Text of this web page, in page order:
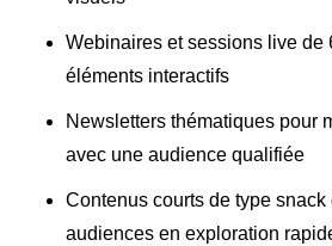
Webinaires et sessions live de
éléments interactifs
Newsletters thématiques pour
avec une audience qualifiée
Contenus courts de type
audiences en exploration